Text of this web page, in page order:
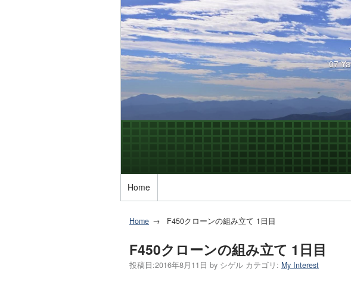
'07
Home
Home F450クローンの組み立て 1日目
F450クローンの組み立て 1日目
投稿日:2016年8月11日 by シゲル カテゴリ: My Interest